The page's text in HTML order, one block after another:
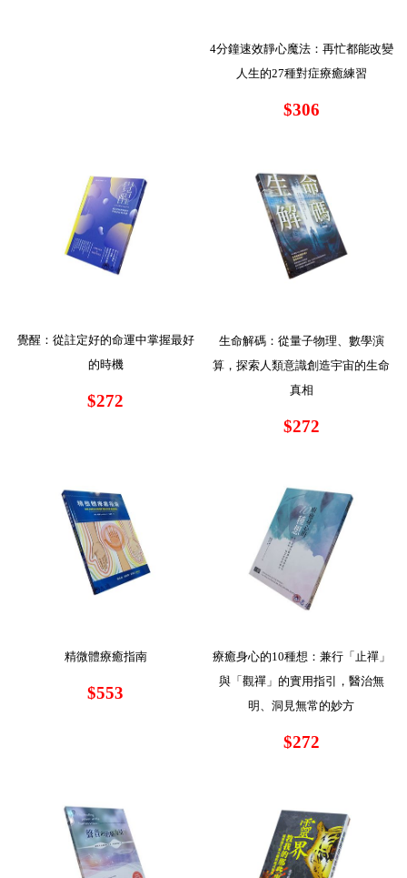
4分鐘速效靜心魔法：再忙都能改變
人生的27種對症療癒練習
$306
覺醒：從註定好的命運中掌握最好
的時機
$272
生命解碼：從量子物理、數學演
算，探索人類意識創造宇宙的生命
真相
$272
精微體療癒指南
$553
療癒身心的10種想：兼行「止禪」
與「觀禪」的實用指引，醫治無
明、洞見無常的妙方
$272